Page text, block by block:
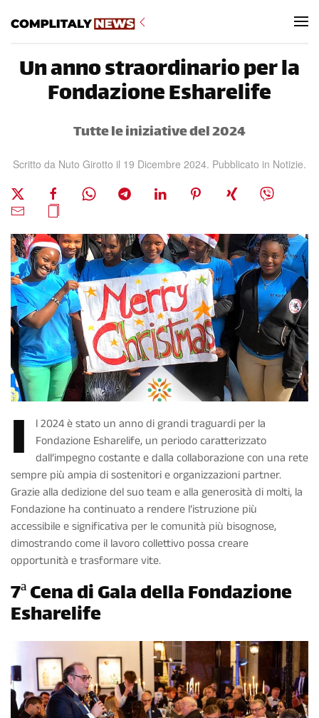
Un anno straordinario per la
Fondazione Esharelife
Tutte le iniziative del 2024
Scritto da Nuto Girotto il 19 Dicembre 2024. Pubblicato in Notizie.
I
l 2024 è stato un anno di grandi traguardi per la
Fondazione Esharelife, un periodo caratterizzato
dall’impegno costante e dalla collaborazione con una rete
sempre più ampia di sostenitori e organizzazioni partner.
Grazie alla dedizione del suo team e alla generosità di molti, la
Fondazione ha continuato a rendere l’istruzione più
accessibile e significativa per le comunità più bisognose,
dimostrando come il lavoro collettivo possa creare
opportunità e trasformare vite.
7ª Cena di Gala della Fondazione
Esharelife